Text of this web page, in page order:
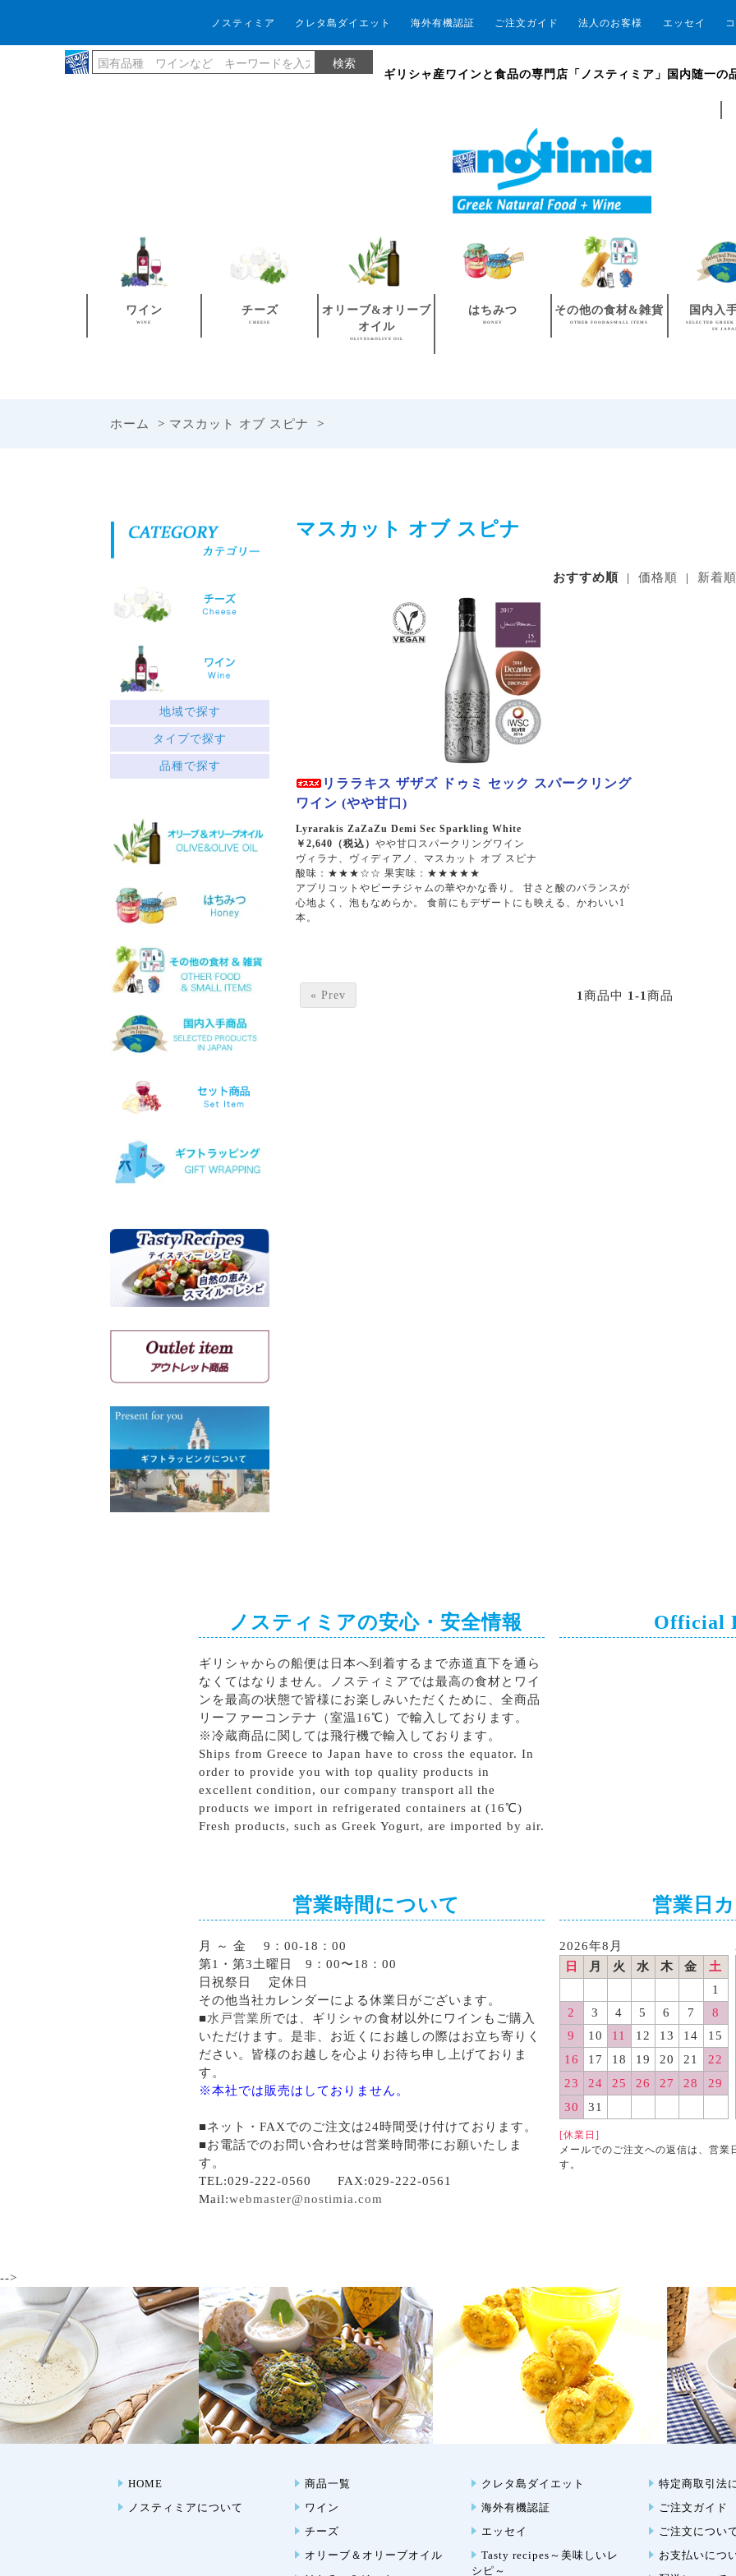
エッセイ
法人のお客様
ご注文ガイド
海外有機認証
クレタ島ダイエット
ノスティミア
ギリシャ産ワインと食品の専門店「ノスティミア」国内随一
ワイン
WINE
チーズ
CHEESE
オリーブ&オリーブ
オイル
OLIVES&OLIVE OIL
はちみつ
HONEY
その他の食材&雑貨
OTHER FOOD&SMALL ITEMS
国内入
SELECTED GREEK
IN
ホーム > マスカット オブ スピナ >
マスカット オブ スピナ
おすすめ順 | 価格順 | 新着順
リララキス ザザズ ドゥミ セック スパークリング
ワイン (やや甘口)
Lyrarakis ZaZaZu Demi Sec Sparkling White
￥2,640（税込）やや甘口スパークリングワイン
ヴィラナ、ヴィディアノ、マスカット オブ スピナ
酸味：★★★☆☆ 果実味：★★★★★
アプリコットやピーチジャムの華やかな香り。 甘さと酸のバランスが
心地よく、泡もなめらか。 食前にもデザートにも映える、かわいい1
本。
« Prev 1商品中 1-1商品
地域で探す
ギリシャ北部
中央ギリシャ
ペロポネソス半島とイオニ
ア諸島
タイプで探す
赤
├ミディアムボディ
├リッチ
├フルーティー
スパークリング
デザート
ワインセット
品種で探す
サヴァティアノ
アシリティコ
マスカット
キドニツァ
ロボラ
ヴィディアノ
ヴィラナ
マスカットオブスピナ
ガイドゥリア
アイダニ
モスコフィレロ
ゲヴェルツトラミネール
ミュスカ・ブラン・ア・プ
ティ・グラン
クシノマブロ
アギヨルギティコ
マヴロ クンドゥラ オブ キ
ミ
マヴロダフニ
コチファリ
マンディラリ
リャティコ
マヴロトラガノ
リムニョナ
グルナッシュ
シラー
カベルネソーヴィニョン
ノスティミアの安心・安全情報
ギリシャからの船便は日本へ到着するまで赤道直下を通ら
なくてはなりません。ノスティミアでは最高の食材とワイ
ンを最高の状態で皆様にお楽しみいただくために、全商品
リーファーコンテナ（室温16℃）で輸入しております。
※冷蔵商品に関しては飛行機で輸入しております。
Ships from Greece to Japan have to cross the equator. In
order to provide you with top quality products in
excellent condition, our company transport all the
products we import in refrigerated containers at (16℃)
Fresh products, such as Greek Yogurt, are imported by air.
Official
営業時間について
月 ～ 金 9：00-18：00
第1・第3土曜日 9：00〜18：00
日祝祭日 定休日
その他当社カレンダーによる休業日がございます。
■水戸営業所では、ギリシャの食材以外にワインもご購入
いただけます。是非、お近くにお越しの際はお立ち寄りく
ださい。皆様のお越しを心よりお待ち申し上げておりま
す。
※本社では販売はしておりません。
■ネット・FAXでのご注文は24時間受け付けております。
■お電話でのお問い合わせは営業時間帯にお願いたしま
す。
TEL:029-222-0560 FAX:029-222-0561
Mail:webmaster@nostimia.com
営業日
2026年8月
日
月 火 水 木 金
土
1
2
3 4 5 6 7
8
9
10 11 12 13 14
15
16
17 18 19 20 21
22
23
24 25 26 27 28
29
30
31
[休業日]
メールでのご注文への返信は、営業
す。
-->
HOME
ノスティミアについて
商品一覧
ワイン
チーズ
オリーブ＆オリーブオイル
クレタ島ダイエット
海外有機認証
エッセイ
Tasty recipes～美味しいレ
シピ～
特定商取引法
ご注文ガイド
ご注文につい
お支払いにつ